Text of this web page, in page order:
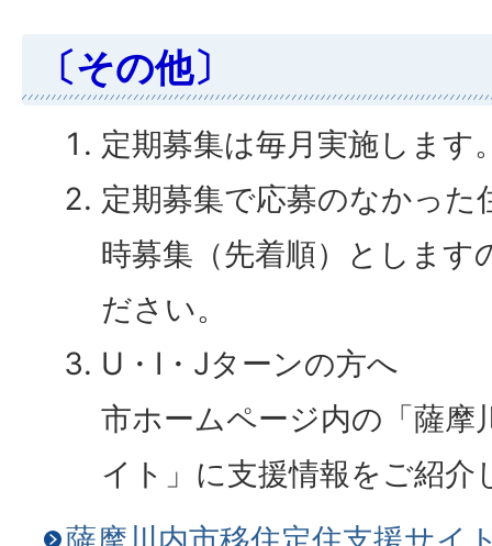
〔その他〕
定期募集は毎月実施します
定期募集で応募のなかった
時募集（先着順）とします
ださい。
U・I・Jターンの方へ
市ホームページ内の「薩摩
イト」に支援情報をご紹介